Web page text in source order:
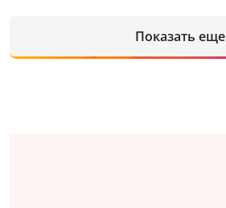
Показать еще